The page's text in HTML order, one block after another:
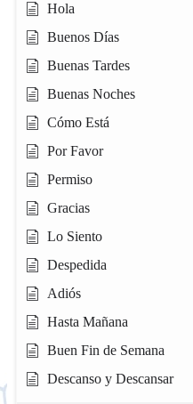
Hola
Buenos Días
Buenas Tardes
Buenas Noches
Cómo Está
Por Favor
Permiso
Gracias
Lo Siento
Despedida
Adiós
Hasta Mañana
Buen Fin de Semana
Descanso y Descansar